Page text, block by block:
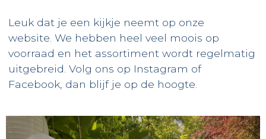
Leuk dat je een kijkje neemt op onze
website. We hebben heel veel moois op
voorraad en het assortiment wordt regelmatig
uitgebreid. Volg ons op Instagram of
Facebook, dan blijf je op de hoogte.